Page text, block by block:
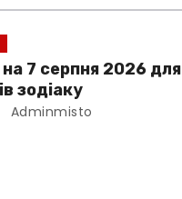
на 7 серпня 2026 для
зодіаку
Adminmisto